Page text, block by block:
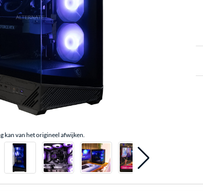
kan van het origineel afwijken.